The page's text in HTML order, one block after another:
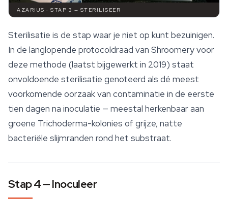
AZARIUS · STAP 3 — STERILISEER
Sterilisatie is de stap waar je niet op kunt bezuinigen.
In de langlopende protocoldraad van Shroomery voor
deze methode (laatst bijgewerkt in 2019) staat
onvoldoende sterilisatie genoteerd als dé meest
voorkomende oorzaak van contaminatie in de eerste
tien dagen na inoculatie — meestal herkenbaar aan
groene Trichoderma-kolonies of grijze, natte
bacteriële slijmranden rond het substraat.
Stap 4 — Inoculeer